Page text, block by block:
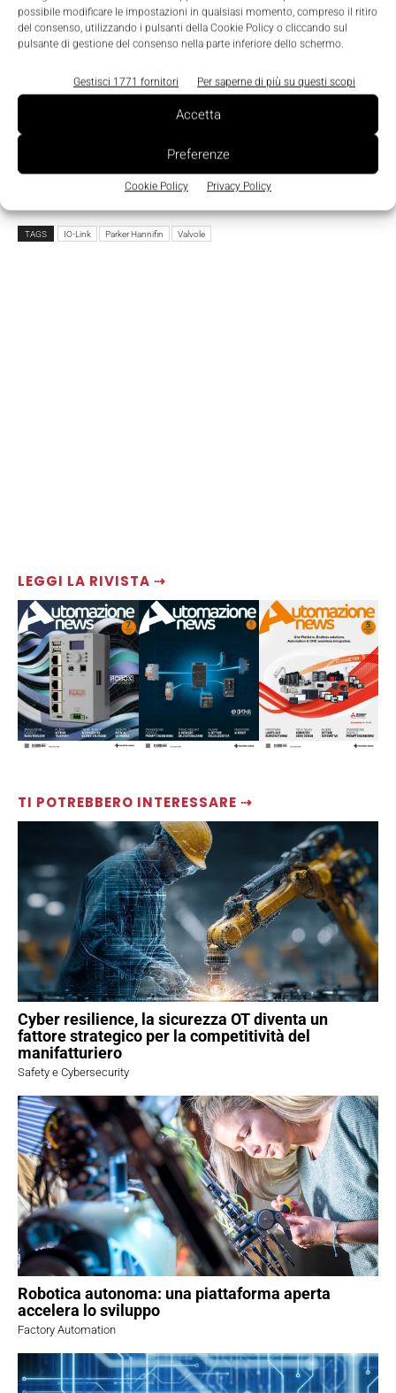
possibile modificare le impostazioni in qualsiasi momento, compreso il ritiro
del consenso, utilizzando i pulsanti della Cookie Policy o cliccando sul
pulsante di gestione del consenso nella parte inferiore dello schermo.
Gestisci 1771 fornitori Per saperne di più su questi scopi
Accetta
Preferenze
Cookie Policy Privacy Policy
LEGGI LA RIVISTA ⇢
TI POTREBBERO INTERESSARE ⇢
Cyber resilience, la sicurezza OT diventa un
fattore strategico per la competitività del
manifatturiero
Safety e Cybersecurity
Robotica autonoma: una piattaforma aperta
accelera lo sviluppo
Factory Automation
Profibus DP, CANopen, AS-I e InterBus-S.
Per i clienti che necessitano di una soluzione in
multiconnessione sono disponibili le connessioni
Sub-D a 25 pin, Brad Harrison a 19 pin o M23 a 12
pin. Per le guaine rigide, è disponibile anche una
scatola morsettiera.
TAGS IO-Link Parker Hannifin Valvole